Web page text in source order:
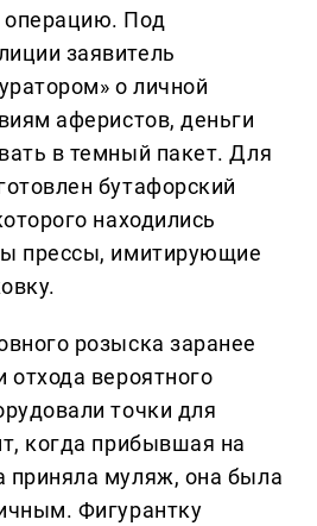
операцию. Под
заявитель
о личной
аферистов, деньги
в темный пакет. Для
бутафорский
находились
прессы, имитирующие
розыска заранее
отхода вероятного
точки для
когда прибывшая на
приняла муляж, она была
Фигурантку